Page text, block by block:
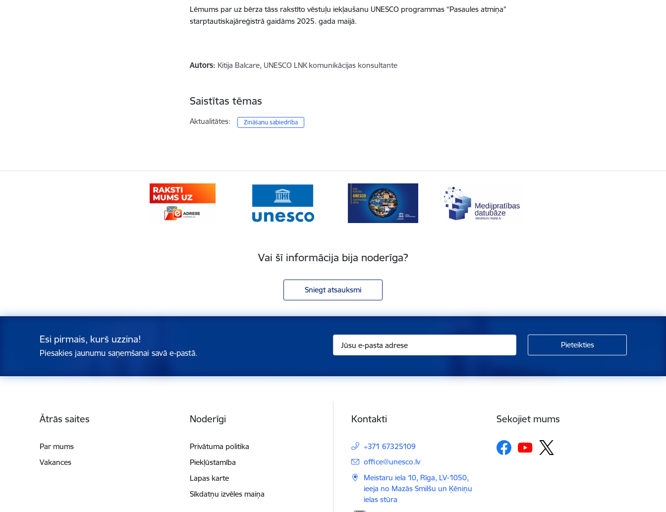
Lēmums par uz bērza tāss rakstīto vēstuļu iekļaušanu UNESCO programmas “Pasaules atmiņa”
starptautiskajāreģistrā gaidāms 2025. gada maijā.
Autors: Kitija Balcare, UNESCO LNK komunikācijas konsultante
Saistītas tēmas
Aktualitātes: Zināšanu sabiedrība
Vai šī informācija bija noderīga?
Sniegt atsauksmi
Esi pirmais, kurš uzzina!
Piesakies jaunumu saņemšanai savā e-pastā.
Ātrās saites
Par mums
Vakances
Noderīgi
Privātuma politika
Piekļūstamība
Lapas karte
Sīkdatņu izvēles maiņa
Kontakti
+371 67325109
E-pasts:
office@unesco.lv
Meistaru iela 10, Rīga, LV-1050,
ieeja no Mazās Smilšu un Ķēniņu
ielas stūra
Sekojiet mums